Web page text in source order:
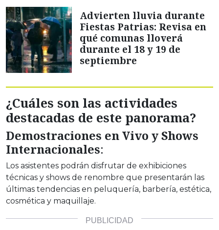
Advierten lluvia durante
Fiestas Patrias: Revisa en
qué comunas lloverá
durante el 18 y 19 de
septiembre
¿Cuáles son las actividades
destacadas de este panorama?
Demostraciones en Vivo y Shows
Internacionales:
Los asistentes podrán disfrutar de exhibiciones
técnicas y shows de renombre que presentarán las
últimas tendencias en peluquería, barbería, estética,
cosmética y maquillaje.